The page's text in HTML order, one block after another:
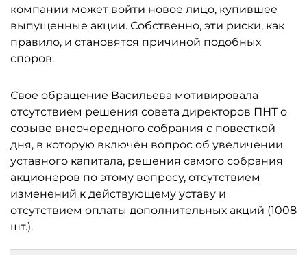
компании может войти новое лицо, купившее
выпущенные акции. Собственно, эти риски, как
правило, и становятся причиной подобных
споров.
Своё обращение Васильева мотивировала
отсутствием решения совета директоров ПНТ о
созыве внеочередного собрания с повесткой
дня, в которую включён вопрос об увеличении
уставного капитала, решения самого собрания
акционеров по этому вопросу, отсутствием
изменений к действующему уставу и
отсутствием оплаты дополнительных акций (1008
шт.).